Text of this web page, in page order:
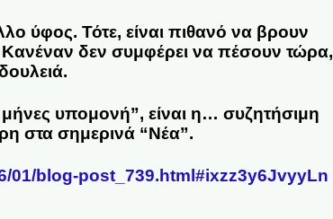
ύφος. Τότε, είναι πιθανό να βρουν
δεν συμφέρει να πέσουν τώρα,
υπομονή”, είναι η… συζητήσιμη
στα σημερινά “Νέα”.
01/blog-post_739.html#ixzz3y6JvyyLn